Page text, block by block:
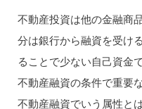
不動産投資は他の金融商
分は銀行から融資を受け
ることで少ない自己資金
不動産融資の条件で重要
不動産融資でいう属性と